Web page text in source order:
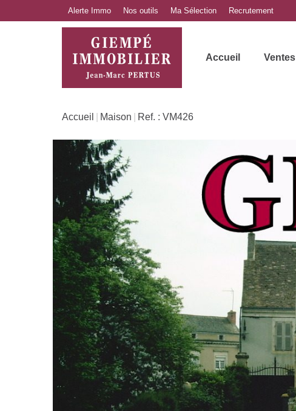
Alerte Immo Nos outils Ma Sélection Recrutement
Accueil Ventes
Accueil Maison Ref. : VM426